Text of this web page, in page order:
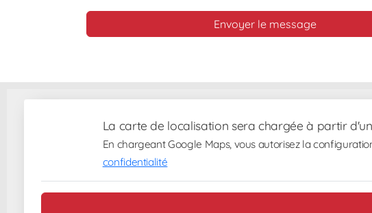
Envoyer le message
La carte de localisation sera chargée à partir
En chargeant Google Maps, vous autorisez la
confidentialité